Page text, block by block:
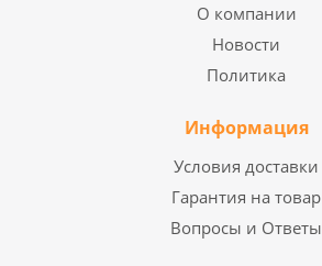
О компании
Новости
Политика
Информация
Условия доставки
Гарантия на товар
Вопросы и Ответы